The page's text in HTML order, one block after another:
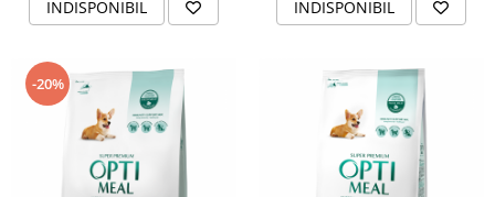
INDISPONIBIL INDISPONIBIL
-20%